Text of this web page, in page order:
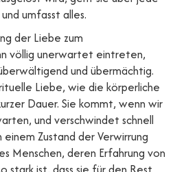
umfasst alles.
der Liebe zum
völlig unerwartet eintreten,
und übermächtig.
Liebe, wie die körperliche
Dauer. Sie kommt, wenn wir
und verschwindet schnell
einem Zustand der Verwirrung
Menschen, deren Erfahrung von